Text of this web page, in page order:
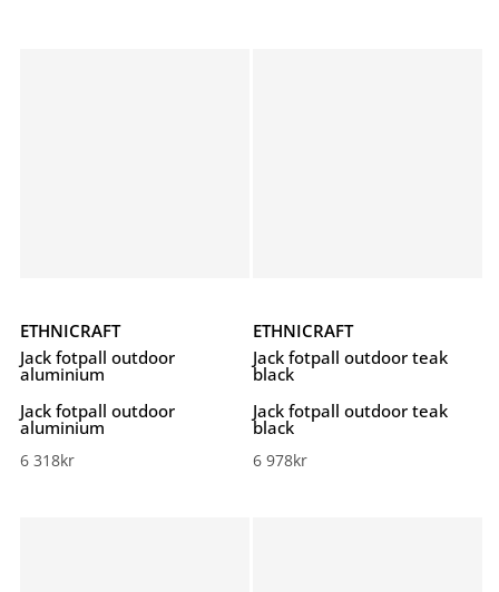
ETHNICRAFT
Jack fotpall outdoor
aluminium
Jack fotpall outdoor
aluminium
6 318kr
ETHNICRAFT
Jack fotpall outdoor teak
black
Jack fotpall outdoor teak
black
6 978kr